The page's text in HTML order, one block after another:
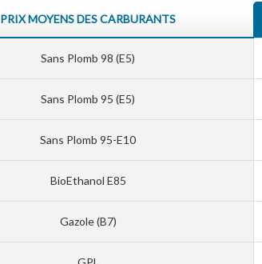
PRIX MOYENS DES CARBURANTS
Sans Plomb 98 (E5)
Sans Plomb 95 (E5)
Sans Plomb 95-E10
BioEthanol E85
Gazole (B7)